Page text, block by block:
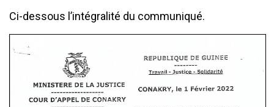
Ci-dessous l’intégralité du communiqué.